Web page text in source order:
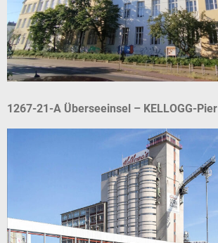
1267-21-A Überseeinsel – KELLOGG-Pier